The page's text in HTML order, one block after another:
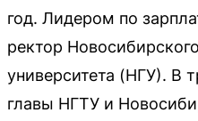
год. Лидером по
ректор
университета (НГУ). В
главы НГТУ и